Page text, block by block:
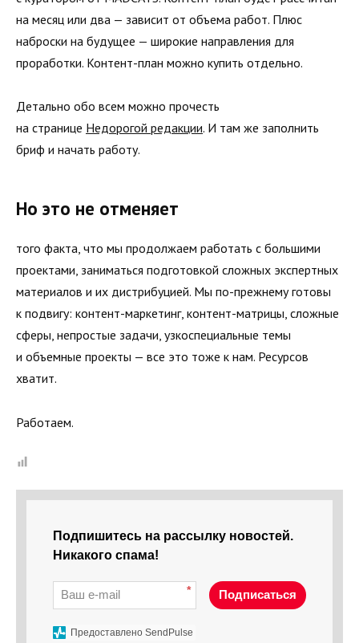
на месяц или два — зависит от объема работ. Плюс
наброски на будущее — широкие направления для
проработки. Контент-план можно купить отдельно.
Детально обо всем можно прочесть
на странице Недорогой редакции. И там же заполнить
бриф и начать работу.
Но это не отменяет
того факта, что мы продолжаем работать с большими
проектами, заниматься подготовкой сложных экспертных
материалов и их дистрибуцией. Мы по-прежнему готовы
к подвигу: контент-маркетинг, контент-матрицы, сложные
сферы, непростые задачи, узкоспециальные темы
и объемные проекты — все это тоже к нам. Ресурсов
хватит.
Работаем.
Подпишитесь на рассылку новостей.
Никакого спама!
* Подписаться
Предоставлено SendPulse